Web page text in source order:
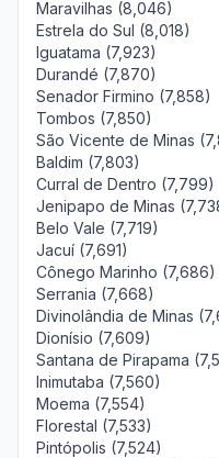
Maravilhas (8,046)
Estrela do Sul (8,018)
Iguatama (7,923)
Durandé (7,870)
Senador Firmino (7,858)
Tombos (7,850)
São Vicente de Minas
Baldim (7,803)
Curral de Dentro (7,799)
Jenipapo de Minas
Belo Vale (7,719)
Jacuí (7,691)
Cônego Marinho (7,686)
Serrania (7,668)
Divinolândia de Minas
Dionísio (7,609)
Santana de Pirapama
Inimutaba (7,560)
Moema (7,554)
Florestal (7,533)
Pintópolis (7,524)